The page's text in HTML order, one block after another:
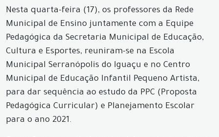
Nesta quarta-feira (17), os professores da Rede
Municipal de Ensino juntamente com a Equipe
Pedagógica da Secretaria Municipal de Educação,
Cultura e Esportes, reuniram-se na Escola
Municipal Serranópolis do Iguaçu e no Centro
Municipal de Educação Infantil Pequeno Artista,
para dar sequência ao estudo da PPC (Proposta
Pedagógica Curricular) e Planejamento Escolar
para o ano 2021.